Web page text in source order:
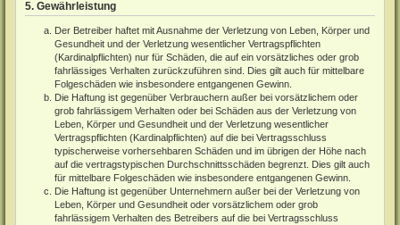
5. Gewährleistung
Der Betreiber haftet mit Ausnahme der Verletzung von Leben, Körper und
Gesundheit und der Verletzung wesentlicher Vertragspflichten
(Kardinalpflichten) nur für Schäden, die auf ein vorsätzliches oder grob
fahrlässiges Verhalten zurückzuführen sind. Dies gilt auch für mittelbare
Folgeschäden wie insbesondere entgangenen Gewinn.
Die Haftung ist gegenüber Verbrauchern außer bei vorsätzlichem oder
grob fahrlässigem Verhalten oder bei Schäden aus der Verletzung von
Leben, Körper und Gesundheit und der Verletzung wesentlicher
Vertragspflichten (Kardinalpflichten) auf die bei Vertragsschluss
typischerweise vorhersehbaren Schäden und im übrigen der Höhe nach
auf die vertragstypischen Durchschnittsschäden begrenzt. Dies gilt auch
für mittelbare Folgeschäden wie insbesondere entgangenen Gewinn.
Die Haftung ist gegenüber Unternehmern außer bei der Verletzung von
Leben, Körper und Gesundheit oder vorsätzlichem oder grob
fahrlässigem Verhalten des Betreibers auf die bei Vertragsschluss